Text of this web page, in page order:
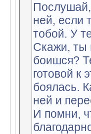
ней, если
тобой. У
Скажи, ты
боишся?
готовой к
боялась.
ней и
И помни,